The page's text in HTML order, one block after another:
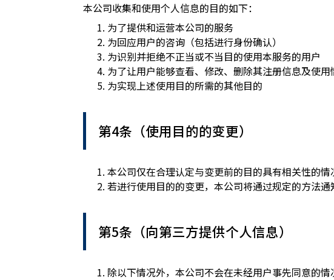
本公司收集和使用个人信息的目的如下：
为了提供和运营本公司的服务
为回应用户的咨询（包括进行身份确认）
为识别并拒绝不正当或不当目的使用本服务的用户
为了让用户能够查看、修改、删除其注册信息及使用
为实现上述使用目的所需的其他目的
第4条（使用目的的变更）
本公司仅在合理认定与变更前的目的具有相关性的情
若进行使用目的的变更，本公司将通过规定的方法通
第5条（向第三方提供个人信息）
除以下情况外，本公司不会在未经用户事先同意的